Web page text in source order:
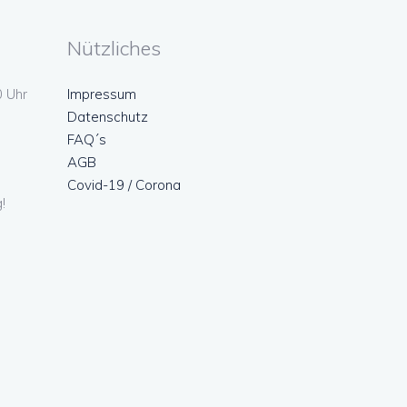
Uhr
Nützliches
Impressum
Datenschutz
FAQ´s
AGB
Covid-19 / Corona